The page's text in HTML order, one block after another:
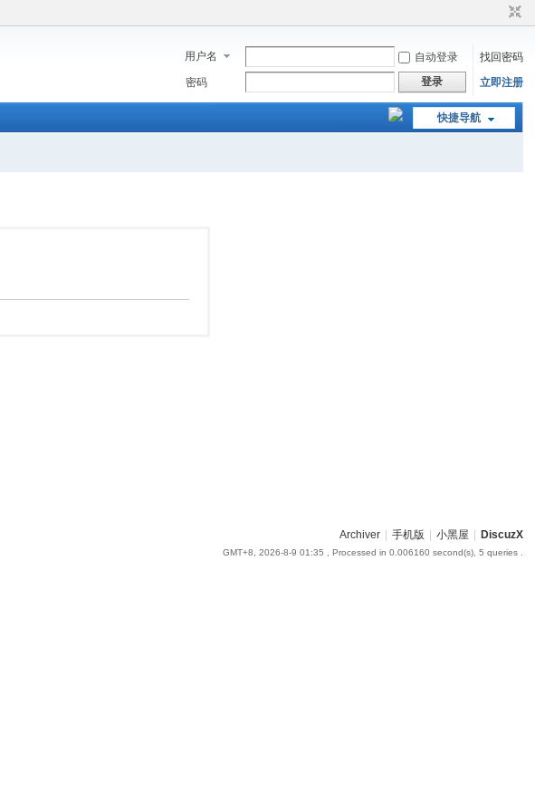
用户名 自动登录
找回密码
密码
登录 立即注册
快捷导航
Archiver 手机版 小黑屋 DiscuzX
GMT+8, 2026-8-9 01:35 , Processed in 0.006160 second(s), 5 queries .